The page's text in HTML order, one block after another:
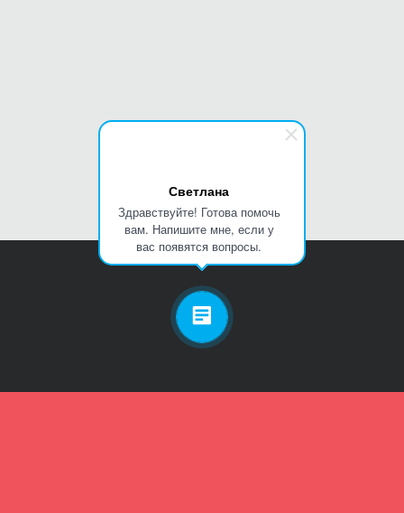
Светлана
Здравствуйте! Готова помочь
вам. Напишите мне, если у
вас появятся вопросы.